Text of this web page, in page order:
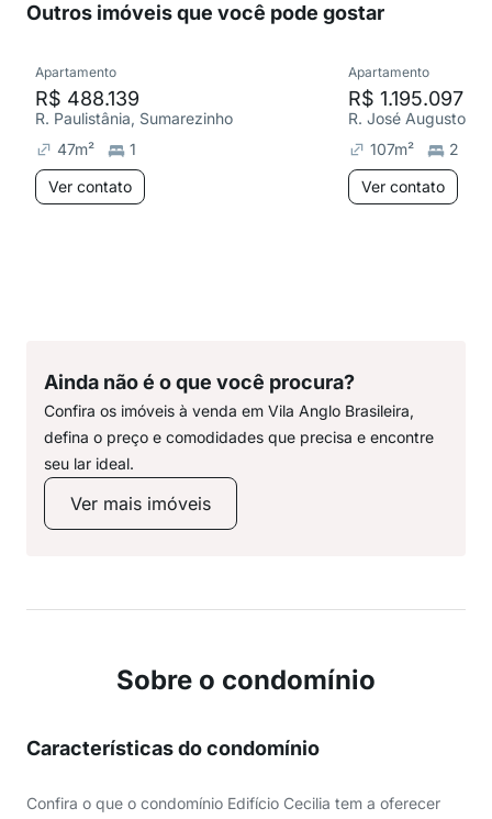
Outros imóveis que você pode gostar
Apartamento
R$ 488.139
R. Paulistânia, Sumarezinho
47m²
1
Ver contato
Apartamento
R$ 1.195.097
R. José Augusto
107m²
2
Ver contato
Ainda não é o que você procura?
Confira os imóveis à venda em Vila Anglo Brasileira,
defina o preço e comodidades que precisa e encontre
seu lar ideal.
Ver mais imóveis
Sobre o condomínio
Características do condomínio
Confira o que o condomínio Edifício Cecilia tem a oferecer